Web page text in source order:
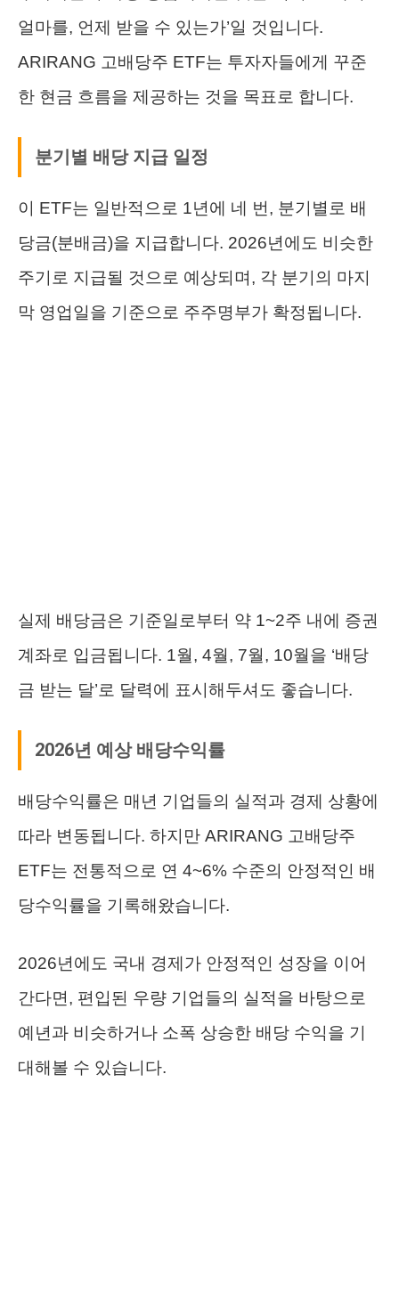
얼마를, 언제 받을 수 있는가’일 것입니다.
ARIRANG 고배당주 ETF는 투자자들에게 꾸준
한 현금 흐름을 제공하는 것을 목표로 합니다.
분기별 배당 지급 일정
이 ETF는 일반적으로 1년에 네 번, 분기별로 배
당금(분배금)을 지급합니다. 2026년에도 비슷한
주기로 지급될 것으로 예상되며, 각 분기의 마지
막 영업일을 기준으로 주주명부가 확정됩니다.
실제 배당금은 기준일로부터 약 1~2주 내에 증권
계좌로 입금됩니다. 1월, 4월, 7월, 10월을 ‘배당
금 받는 달’로 달력에 표시해두셔도 좋습니다.
2026년 예상 배당수익률
배당수익률은 매년 기업들의 실적과 경제 상황에
따라 변동됩니다. 하지만 ARIRANG 고배당주
ETF는 전통적으로 연 4~6% 수준의 안정적인 배
당수익률을 기록해왔습니다.
2026년에도 국내 경제가 안정적인 성장을 이어
간다면, 편입된 우량 기업들의 실적을 바탕으로
예년과 비슷하거나 소폭 상승한 배당 수익을 기
대해볼 수 있습니다.